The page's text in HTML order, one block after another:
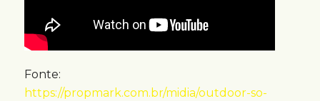
Fonte:
https://propmark.com.br/midia/outdoor-so-